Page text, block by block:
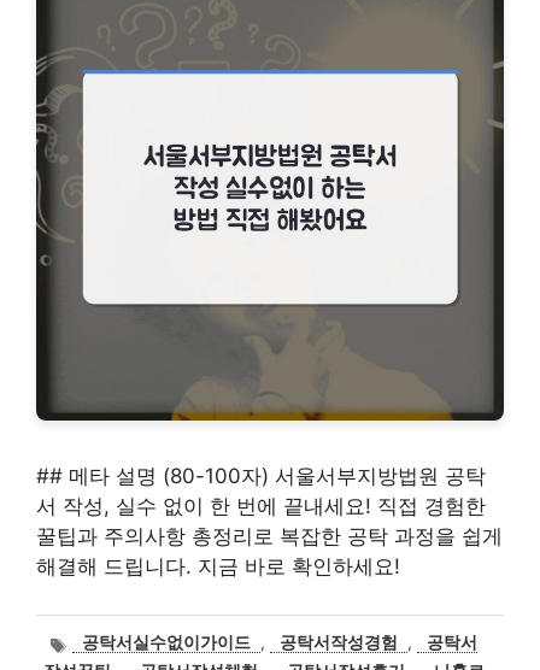
## 메타 설명 (80-100자) 서울서부지방법원 공탁
서 작성, 실수 없이 한 번에 끝내세요! 직접 경험한
꿀팁과 주의사항 총정리로 복잡한 공탁 과정을 쉽게
해결해 드립니다. 지금 바로 확인하세요!
태
그
공탁서실수없이가이드 , 공탁서작성경험 ,
공탁서